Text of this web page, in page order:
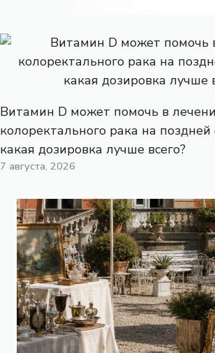
Витамин D может помочь в
колоректального рака на поздней
какая дозировка лучше всего?
7 августа, 2026